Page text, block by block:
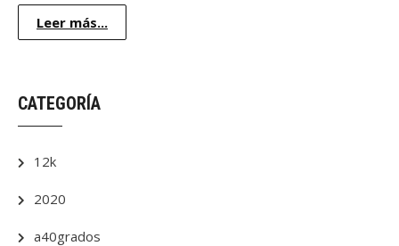
Leer más...
CATEGORÍA
12k
2020
a40grados